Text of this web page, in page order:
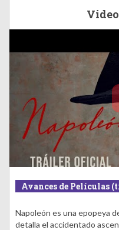
Avances de Películas
Napoleón es una epopeya
detalla el accidentado